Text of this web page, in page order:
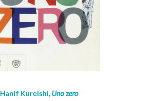
Hanif Kureishi, Uno zero